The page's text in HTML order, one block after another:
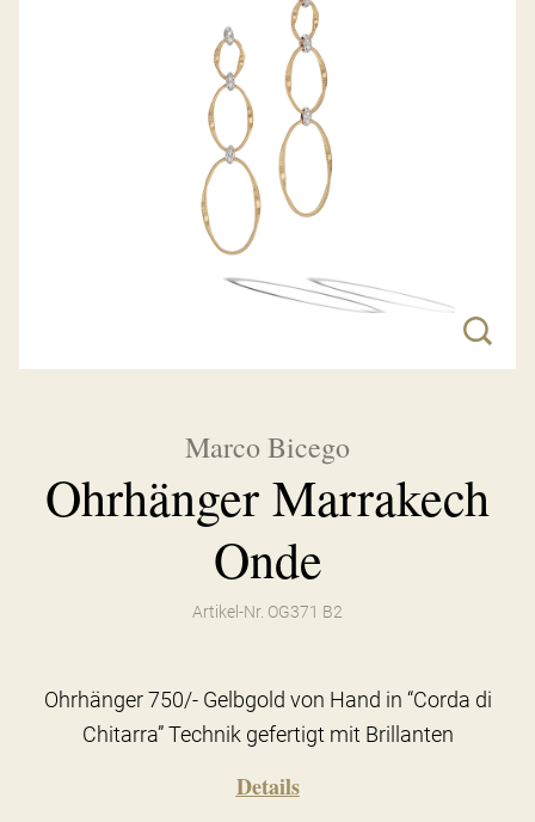
Marco Bicego
Ohrhänger Marrakech
Onde
Artikel-Nr. OG371 B2
Ohrhänger 750/- Gelbgold von Hand in “Corda di
Chitarra” Technik gefertigt mit Brillanten
Details